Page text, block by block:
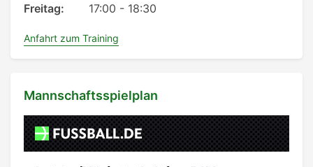
Freitag:
17:00 - 18:30
Anfahrt zum Training
Mannschaftsspielplan